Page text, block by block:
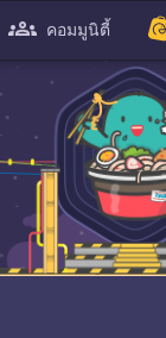
คอมมูนิตี้